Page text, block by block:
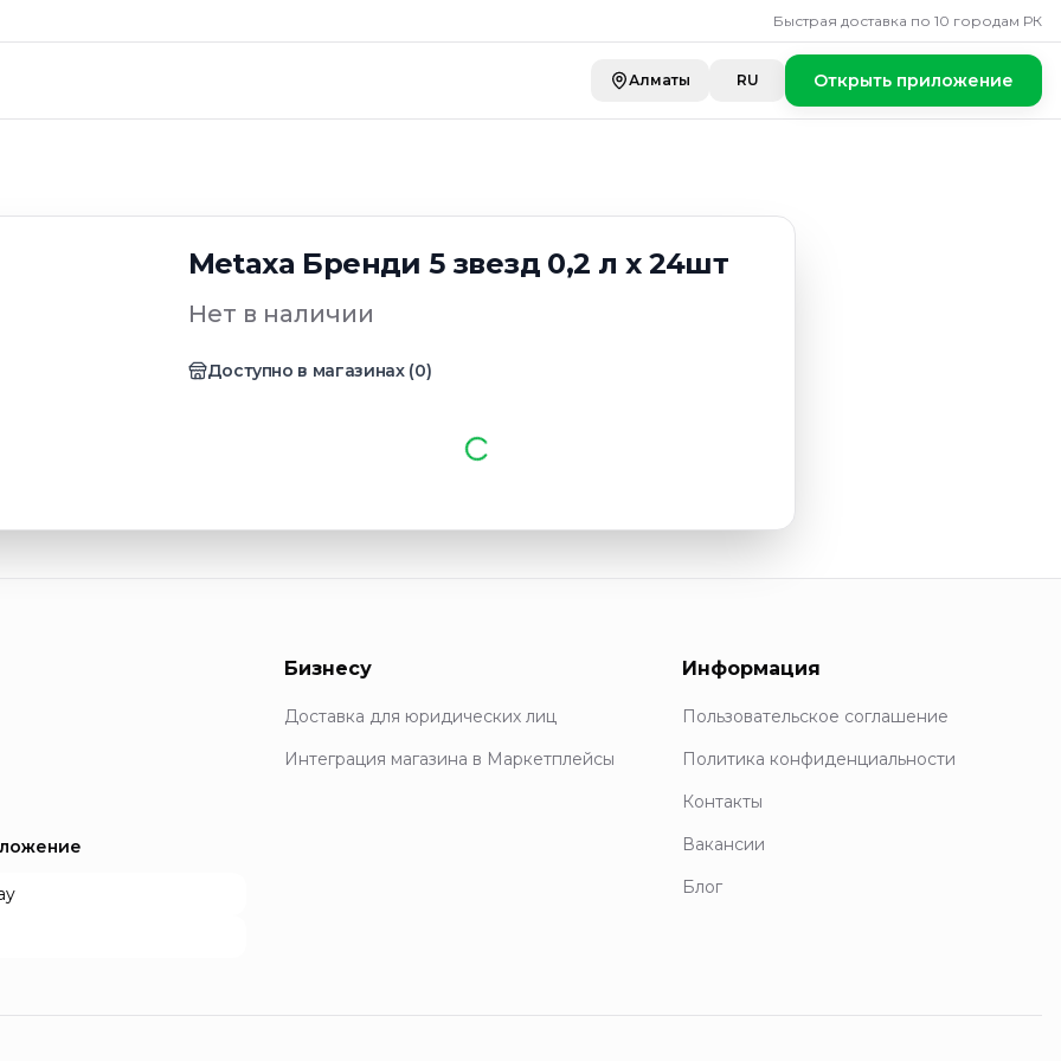
Быстрая доставка по 10 городам РК
Алматы RU Открыть приложение
Metaxa Бренди 5 звезд 0,2 л х 24шт
Нет в наличии
Доступно в магазинах(0)
Бизнесу
Доставка для юридических лиц
Интеграция магазина в Маркетплейсы
Информация
Пользовательское соглашение
Политика конфиденциальности
Контакты
Вакансии
Блог